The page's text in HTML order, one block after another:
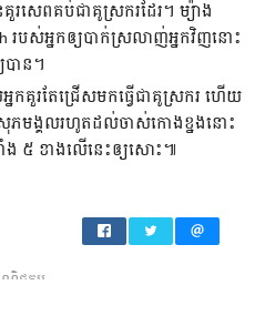
សេពគប់ជាគូស្រករដែរ។ ម្យ៉ាង
របស់អ្នកឲ្យបាក់ស្រលាញ់អ្នកវិញនោះ
បាន។
គួរតែជ្រើសមកធ្វើជាគូស្រករ ហើយ
ដី សុភមង្គលរហូតដល់ចាស់កោងខ្នងនោះ
៥ ខាងលើនេះឲ្យសោះ៕
ណិជ្ជកម្ម